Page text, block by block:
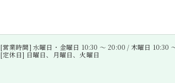
[営業時間] 水曜日・金曜日 10:30 〜 20:00 / 木曜日 10:30
[定休日] 日曜日、月曜日、火曜日